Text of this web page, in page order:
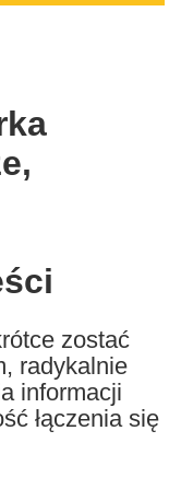
zostać
radykalnie
informacji
łączenia się